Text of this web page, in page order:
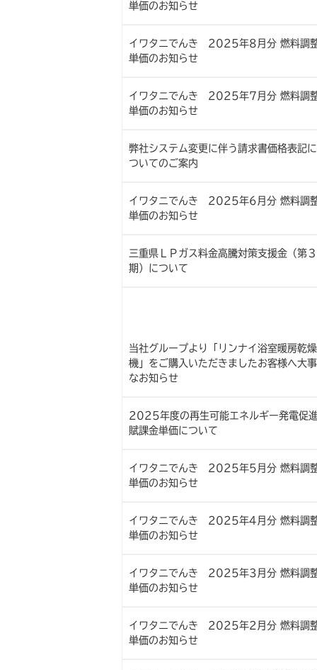
単価のお知らせ
イワタニでんき 2025年8月分 燃料調
単価のお知らせ
イワタニでんき 2025年7月分 燃料調
単価のお知らせ
弊社システム変更に伴う請求書価格表記に
ついてのご案内
イワタニでんき 2025年6月分 燃料調
単価のお知らせ
三重県ＬＰガス料金高騰対策支援金（第３
期）について
当社グループより「リンナイ浴室暖房乾燥
機」をご購入いただきましたお客様へ大事
なお知らせ
2025年度の再生可能エネルギー発電促
賦課金単価について
イワタニでんき 2025年5月分 燃料調
単価のお知らせ
イワタニでんき 2025年4月分 燃料調
単価のお知らせ
イワタニでんき 2025年3月分 燃料調
単価のお知らせ
イワタニでんき 2025年2月分 燃料調
単価のお知らせ